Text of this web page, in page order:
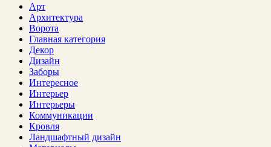
Арт
Архитектура
Ворота
Главная категория
Декор
Дизайн
Заборы
Интересное
Интерьер
Интерьеры
Коммуникации
Кровля
Ландшафтный дизайн